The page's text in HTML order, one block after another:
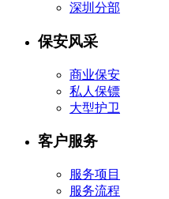
深圳分部
保安风采
商业保安
私人保镖
大型护卫
客户服务
服务项目
服务流程